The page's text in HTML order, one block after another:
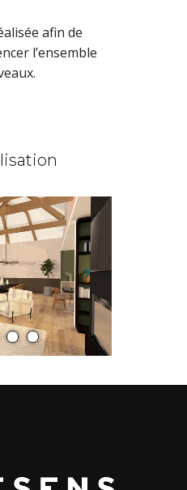
afin de
l’ensemble